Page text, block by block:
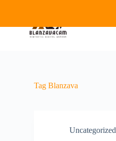
i
Tag Blanzava
Uncategorized